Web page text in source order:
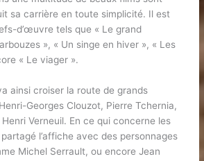
sa carrière en toute simplicité. Il est
d’œuvre tels que « Le grand
», « Un singe en hiver », « Les
« Le viager ».
ainsi croiser la route de grands
Georges Clouzot, Pierre Tchernia,
Verneuil. En ce qui concerne les
l’affiche avec des personnages
Michel Serrault, ou encore Jean